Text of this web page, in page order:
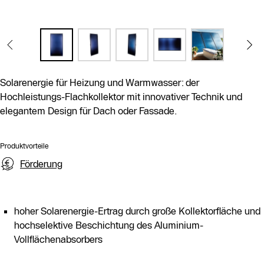
Solarenergie für Heizung und Warmwasser: der
Hochleistungs-Flachkollektor mit innovativer Technik und
elegantem Design für Dach oder Fassade.
Produktvorteile
Förderung
hoher Solarenergie-Ertrag durch große Kollektorfläche und
hochselektive Beschichtung des Aluminium-
Vollflächenabsorbers